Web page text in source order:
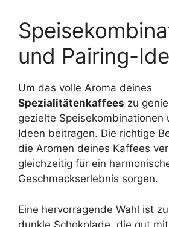
und Pairing-
Um das volle Aroma deines
Spezialitätenkaffees zu
gezielte Speisekombinationen
Ideen beitragen. Die richtige
die Aromen deines Kaffees
gleichzeitig für ein
Geschmackserlebnis sorgen.
Eine hervorragende Wahl ist
dunkle Schokolade, die gut